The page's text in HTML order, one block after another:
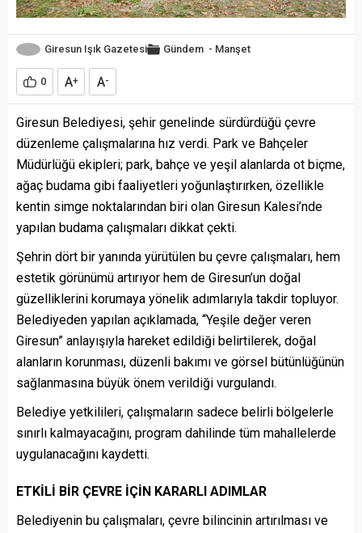
Giresun Işık Gazetesi Gündem - Manşet
0 A+ A-
Giresun Belediyesi, şehir genelinde sürdürdüğü çevre
düzenleme çalışmalarına hız verdi. Park ve Bahçeler
Müdürlüğü ekipleri; park, bahçe ve yeşil alanlarda ot biçme,
ağaç budama gibi faaliyetleri yoğunlaştırırken, özellikle
kentin simge noktalarından biri olan Giresun Kalesi’nde
yapılan budama çalışmaları dikkat çekti.
Şehrin dört bir yanında yürütülen bu çevre çalışmaları, hem
estetik görünümü artırıyor hem de Giresun’un doğal
güzelliklerini korumaya yönelik adımlarıyla takdir topluyor.
Belediyeden yapılan açıklamada, “Yeşile değer veren
Giresun” anlayışıyla hareket edildiği belirtilerek, doğal
alanların korunması, düzenli bakımı ve görsel bütünlüğünün
sağlanmasına büyük önem verildiği vurgulandı.
Belediye yetkilileri, çalışmaların sadece belirli bölgelerle
sınırlı kalmayacağını, program dahilinde tüm mahallelerde
uygulanacağını kaydetti.
ETKİLİ BİR ÇEVRE İÇİN KARARLI ADIMLAR
Belediyenin bu çalışmaları, çevre bilincinin artırılması ve